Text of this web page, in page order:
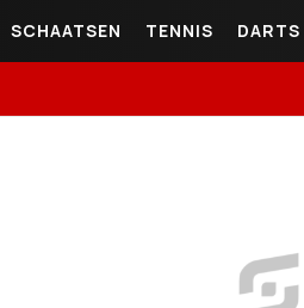
SCHAATSEN TENNIS DARTS